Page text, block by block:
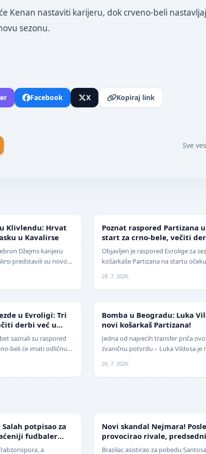
Kenan nastaviti karijeru, dok crveno-beli
sezonu.
Facebook X Kopiraj link
Sve
Klivlendu: Hrvat
u Kavalirse
Džejms karijeru
predstavili su novo
Poznat raspored Partizana
start za crno-bele, večiti
kolu
Objavljen je raspored Evrolige za
košarkaše Partizana na startu
28. 7. 2026.
u Evroligi: Tri
derbi već u
saznali su raspored
beli će imati odličnu
Bomba u Beogradu: Luka
novi košarkaš Partizana!
Jedna od najvećih transfer priča
zvaničnu potvrdu – Luka Vildosa je
26. 7. 2026.
potpisao za
fudbaler
a
Novi skandal Nejmara!
provocirao rivale,
žestoko isprozivao: "Bitanga
Brazilac asistirao za pobedu